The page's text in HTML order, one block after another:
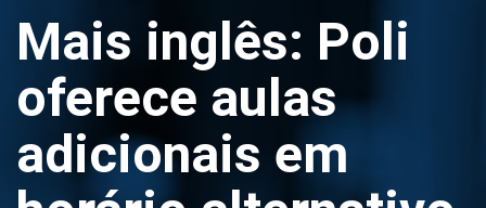
Mais inglês: Poli
oferece aulas
adicionais em